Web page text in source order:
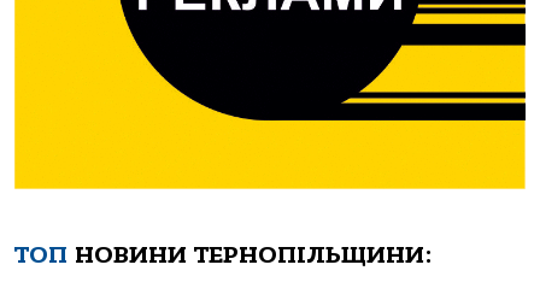
ТОП НОВИНИ ТЕРНОПІЛЬЩИНИ: